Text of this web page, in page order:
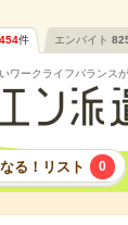
件 エンバイト
ワークライフバランス
る！リスト 0